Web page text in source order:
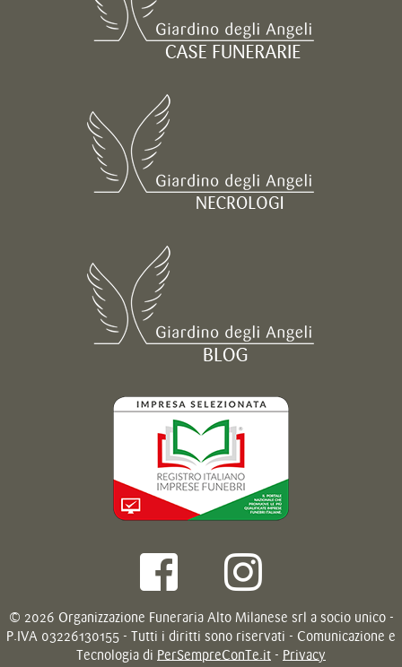
© 2026 Organizzazione Funeraria Alto Milanese srl a socio unico -
P.IVA 03226130155 - Tutti i diritti sono riservati - Comunicazione e
Tecnologia di PerSempreConTe.it - Privacy